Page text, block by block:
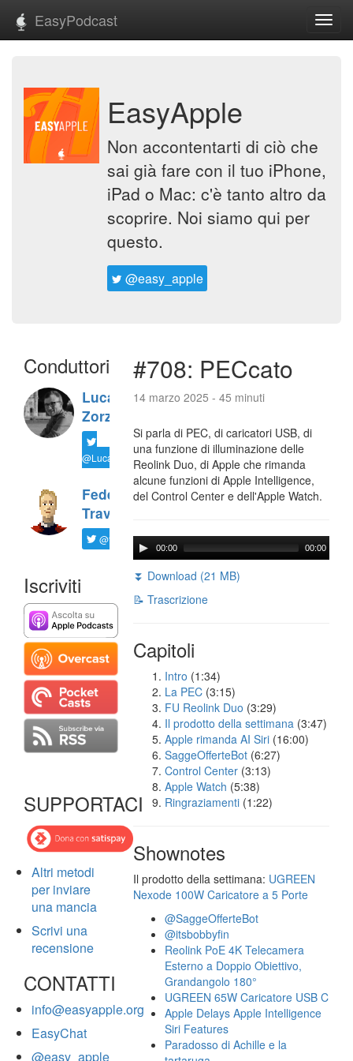
EasyPodcast
EasyApple
Non accontentarti di ciò che
sai già fare con il tuo iPhone,
iPad o Mac: c'è tanto altro da
scoprire. Noi siamo qui per
questo.
@easy_apple
Conduttori
Luca
Zorzi
@LucaTNT
Federico
Travaini
@ftrava
Iscriviti
SUPPORTACI
Altri metodi
per inviare
una mancia
Scrivi una
recensione
CONTATTI
info@easyapple.org
EasyChat
@easy_apple
#708: PECcato
14 marzo 2025 - 45 minuti
Si parla di PEC, di caricatori USB, di
una funzione di illuminazione delle
Reolink Duo, di Apple che rimanda
alcune funzioni di Apple Intelligence,
del Control Center e dell'Apple Watch.
00:00 00:00
⏬ Download (21 MB)
📝 Trascrizione
Capitoli
Intro (1:34)
La PEC (3:15)
FU Reolink Duo (3:29)
Il prodotto della settimana (3:47)
Apple rimanda AI Siri (16:00)
SaggeOfferteBot (6:27)
Control Center (3:13)
Apple Watch (5:38)
Ringraziamenti (1:22)
Shownotes
Il prodotto della settimana: UGREEN
Nexode 100W Caricatore a 5 Porte
@SaggeOfferteBot
@itsbobbyfin
Reolink PoE 4K Telecamera
Esterno a Doppio Obiettivo,
Grandangolo 180°
UGREEN 65W Caricatore USB C
Apple Delays Apple Intelligence
Siri Features
Paradosso di Achille e la